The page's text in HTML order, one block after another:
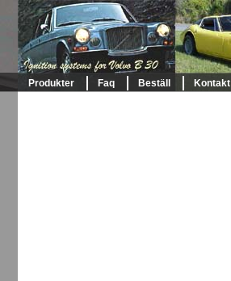
Produkter Faq Beställ Kontakt